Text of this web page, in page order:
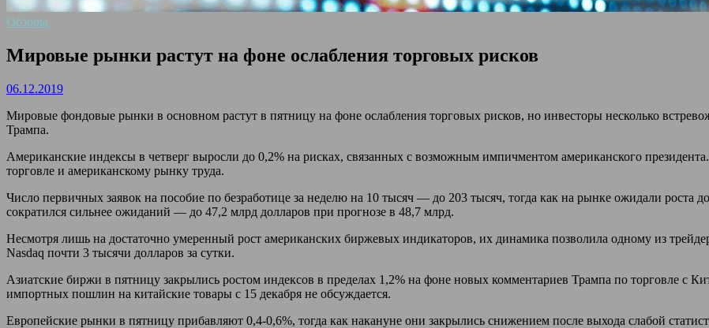
Обзоры
Мировые рынки растут на фоне ослабления торговых рисков
06.12.2019
Мировые фондовые рынки в основном растут в пятницу на фоне ослабления торговых рисков, но инвесторы несколько
Трампа.
Американские индексы в четверг выросли до 0,2% на рисках, связанных с возможным импичментом американского
торговле и американскому рынку труда.
Число первичных заявок на пособие по безработице за неделю на 10 тысяч — до 203 тысяч, тогда как на рынке ожидали
сократился сильнее ожиданий — до 47,2 млрд долларов при прогнозе в 48,7 млрд.
Несмотря лишь на достаточно умеренный рост американских биржевых индикаторов, их динамика позволила одному из
Nasdaq почти 3 тысячи долларов за сутки.
Азиатские биржи в пятницу закрылись ростом индексов в пределах 1,2% на фоне новых комментариев Трампа по торговле с
импортных пошлин на китайские товары с 15 декабря не обсуждается.
Европейские рынки в пятницу прибавляют 0,4-0,6%, тогда как накануне они закрылись снижением после выхода слабой